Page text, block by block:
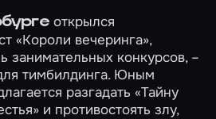
открылся
«Короли вечеринга»,
занимательных конкурсов, –
тимбилдинга. Юным
разгадать«Тайну
и противостоять злу,